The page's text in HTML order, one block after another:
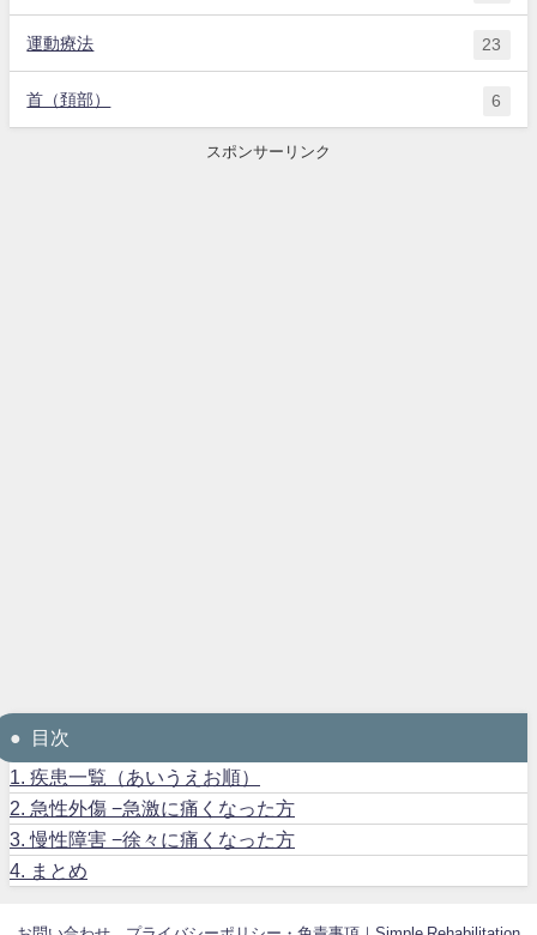
運動療法 23
首（頚部） 6
スポンサーリンク
目次
1. 疾患一覧（あいうえお順）
2. 急性外傷 −急激に痛くなった方
3. 慢性障害 −徐々に痛くなった方
4. まとめ